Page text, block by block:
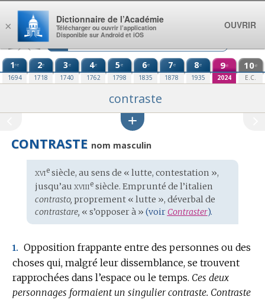
Aller au contenu
1re
1694
2e
1718
3e
1740
4e
1762
5e
1798
6e
1835
7e
1878
8e
1935
9e
2024
10e
E.C.
contraste
CONTRASTE nom masculin
Étymologie
:
xviesiècle, au sens de « lutte, contestation »,
jusqu’au xviiiesiècle. Emprunté de l’italien
contrasto, proprement « lutte », déverbal de
contrastare, « s’opposer à » (voir Contraster).
1. Opposition frappante entre des personnes ou des
choses qui, malgré leur dissemblance, se trouvent
rapprochées dans l’espace ou le temps. Ces deux
personnages formaient un singulier contraste. Contraste
×
Dictionnaire de l’Académie
Télécharger ou ouvrir l’application
Disponible sur Android et iOS
OUVRIR